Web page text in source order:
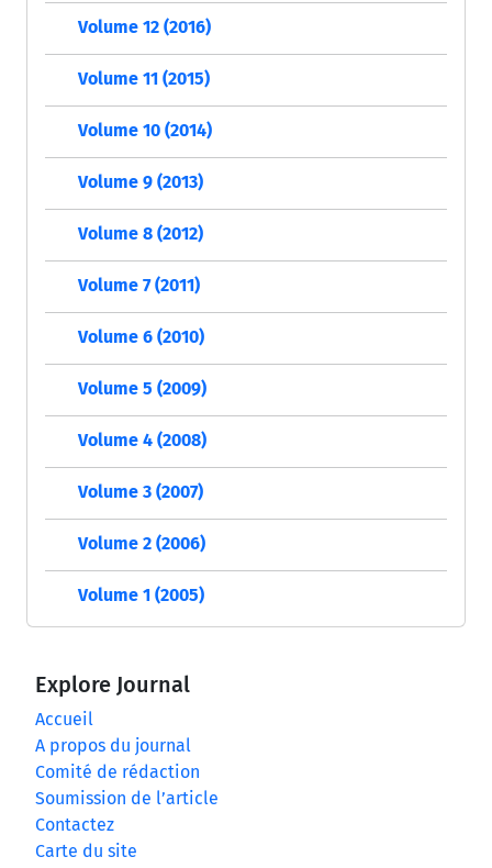
Volume 12 (2016)
Volume 11 (2015)
Volume 10 (2014)
Volume 9 (2013)
Volume 8 (2012)
Volume 7 (2011)
Volume 6 (2010)
Volume 5 (2009)
Volume 4 (2008)
Volume 3 (2007)
Volume 2 (2006)
Volume 1 (2005)
Explore Journal
Accueil
A propos du journal
Comité de rédaction
Soumission de l’article
Contactez
Carte du site